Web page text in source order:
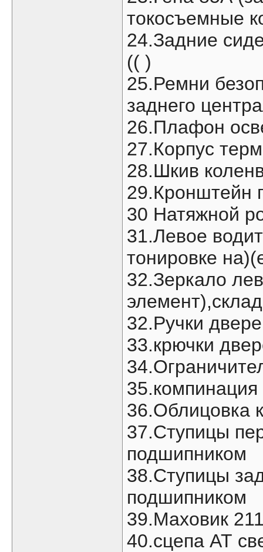
токосъемные
24.Задние
(( )
25.Ремни
заднего
26.Плафон
27.Корпус
28.Шкив
29.Кронштейн
30 Натяжной
31.Левое
тонировке
32.Зеркало
32.Ручки
33.крючки
36.Облицовка
37.Ступицы
подшипником
38.Ступицы
подшипником
39.Маховик
40.сцепа АТ